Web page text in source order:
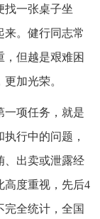
找一张桌子坐
来。健行同志常
但越是艰难困
加光荣。
一项任务，就是
行中的问题，
、出卖或泄露经
高度重视，先后4
全统计，全国